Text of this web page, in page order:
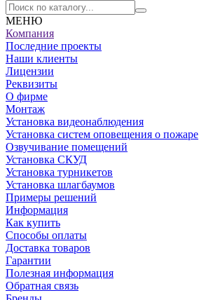
МЕНЮ
Компания
Последние проекты
Наши клиенты
Лицензии
Реквизиты
О фирме
Монтаж
Установка видеонаблюдения
Установка систем оповещения о пожаре
Озвучивание помещений
Установка СКУД
Установка турникетов
Установка шлагбаумов
Примеры решений
Информация
Как купить
Способы оплаты
Доставка товаров
Гарантии
Полезная информация
Обратная связь